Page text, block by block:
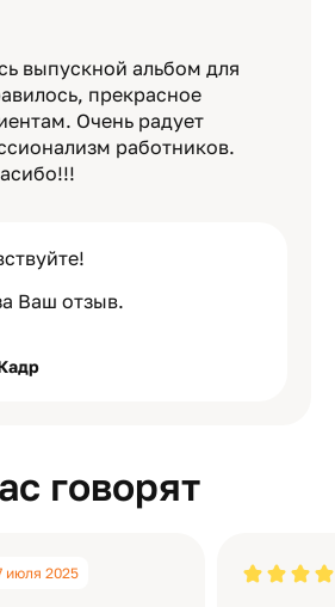
выпускной альбом для
прекрасное
Очень радует
работников.
Ваш отзыв.
говорят
июля 2025